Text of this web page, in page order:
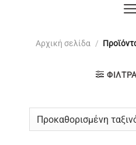
Αρχική σελίδα /